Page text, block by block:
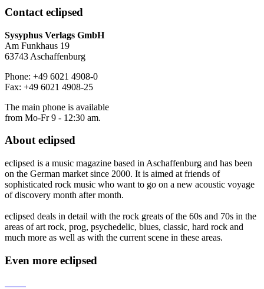
Contact eclipsed
Sysyphus Verlags GmbH
Am Funkhaus 19
63743 Aschaffenburg
Phone: +49 6021 4908-0
Fax: +49 6021 4908-25
The main phone is available
from Mo-Fr 9 - 12:30 am.
Abouteclipsed
eclipsed is a music magazine based in Aschaffenburg and has been
on the German market since 2000. It is aimed at friends of
sophisticated rock music who want to go on a new acoustic voyage
of discovery month after month.
eclipsed deals in detail with the rock greats of the 60s and 70s in the
areas of art rock, prog, psychedelic, blues, classic, hard rock and
much more as well as with the current scene in these areas.
Even more eclipsed